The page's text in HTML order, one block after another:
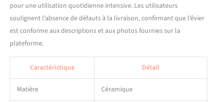
haut ! ! ! Vous pouvez
décider du motif latéral à
installer en fonction de
cuisine de ferme blanc est
fabriqué en véritable argile
résistante au feu, une argile
pour une utilisation quotidienne intensive. Les utilisateurs
soulignent l’absence de défauts à la livraison, confirmant que l’évier
est conforme aux descriptions et aux photos fournies sur la
plateforme.
Caractéristique Détail
Matière Céramique